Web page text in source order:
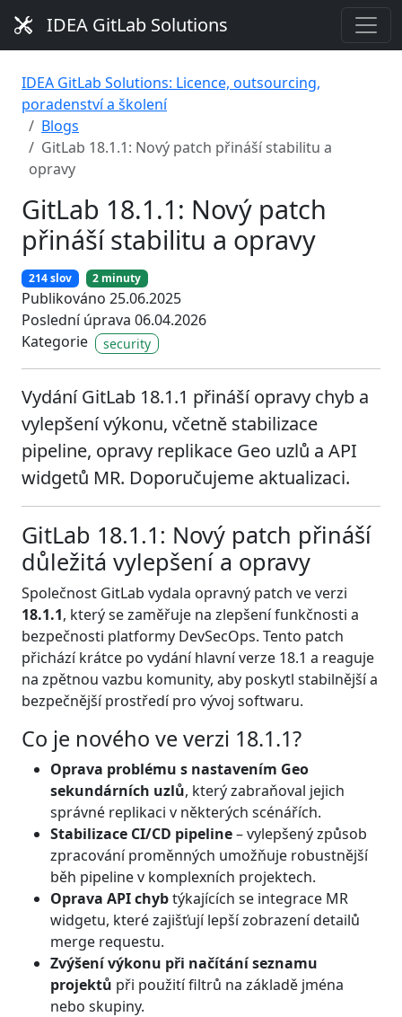
IDEA GitLab Solutions
IDEA GitLab Solutions: Licence, outsourcing,
poradenství a školení
Blogs
GitLab 18.1.1: Nový patch přináší stabilitu a
opravy
GitLab 18.1.1: Nový patch
přináší stabilitu a opravy
214 slov 2 minuty
Publikováno 25.06.2025
Poslední úprava 06.04.2026
Kategorie
security
Vydání GitLab 18.1.1 přináší opravy chyb a
vylepšení výkonu, včetně stabilizace
pipeline, opravy replikace Geo uzlů a API
widgetů MR. Doporučujeme aktualizaci.
GitLab 18.1.1: Nový patch přináší
důležitá vylepšení a opravy
Společnost GitLab vydala opravný patch ve verzi
18.1.1, který se zaměřuje na zlepšení funkčnosti a
bezpečnosti platformy DevSecOps. Tento patch
přichází krátce po vydání hlavní verze 18.1 a reaguje
na zpětnou vazbu komunity, aby poskytl stabilnější a
bezpečnější prostředí pro vývoj softwaru.
Co je nového ve verzi 18.1.1?
Oprava problému s nastavením Geo
sekundárních uzlů, který zabraňoval jejich
správné replikaci v některých scénářích.
Stabilizace CI/CD pipeline– vylepšený způsob
zpracování proměnných umožňuje robustnější
běh pipeline v komplexních projektech.
Oprava API chybtýkajících se integrace MR
widgetu, které zajišťují lepší zobrazení detailů
merge requestu.
Zvýšení výkonu při načítání seznamu
projektů při použití filtrů na základě jména
nebo skupiny.